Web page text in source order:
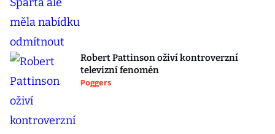
Robert Pattinson oživí kontroverzní
televizní fenomén
Poggers